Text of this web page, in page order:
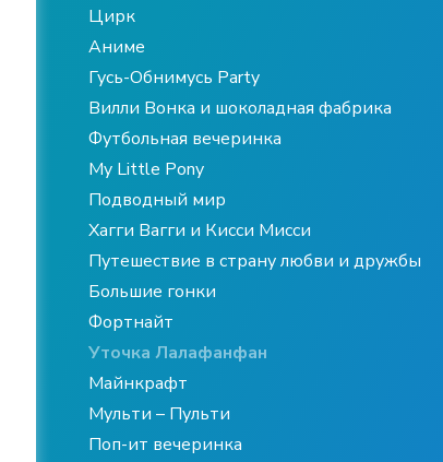
Цирк
Аниме
Гусь-Обнимусь Party
Вилли Вонка и шоколадная фабрика
Футбольная вечеринка
My Little Pony
Подводный мир
Хагги Вагги и Кисси Мисси
Путешествие в страну любви и дружбы
Большие гонки
Фортнайт
Уточка Лалафанфан
Майнкрафт
Мульти – Пульти
Поп-ит вечеринка